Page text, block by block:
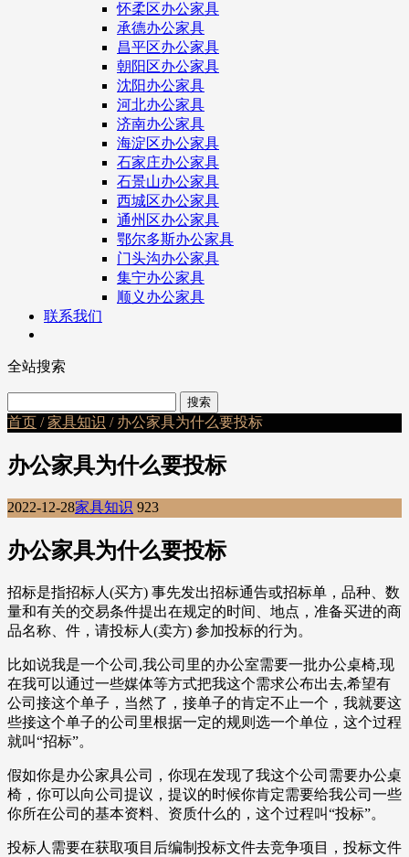
怀柔区办公家具
承德办公家具
昌平区办公家具
朝阳区办公家具
沈阳办公家具
河北办公家具
济南办公家具
海淀区办公家具
石家庄办公家具
石景山办公家具
西城区办公家具
通州区办公家具
鄂尔多斯办公家具
门头沟办公家具
集宁办公家具
顺义办公家具
联系我们
全站搜索
首页 /家具知识 / 办公家具为什么要投标
办公家具为什么要投标
2022-12-28家具知识 923
办公家具为什么要投标
招标是指招标人(买方) 事先发出招标通告或招标单，品种、数
量和有关的交易条件提出在规定的时间、地点，准备买进的商
品名称、件，请投标人(卖方) 参加投标的行为。
比如说我是一个公司,我公司里的办公室需要一批办公桌椅,现
在我可以通过一些媒体等方式把我这个需求公布出去,希望有
公司接这个单子，当然了，接单子的肯定不止一个，我就要这
些接这个单子的公司里根据一定的规则选一个单位，这个过程
就叫“招标”。
假如你是办公家具公司，你现在发现了我这个公司需要办公桌
椅，你可以向公司提议，提议的时候你肯定需要给我公司一些
你所在公司的基本资料、资质什么的，这个过程叫“投标”。
投标人需要在获取项目后编制投标文件去竞争项目，投标文件